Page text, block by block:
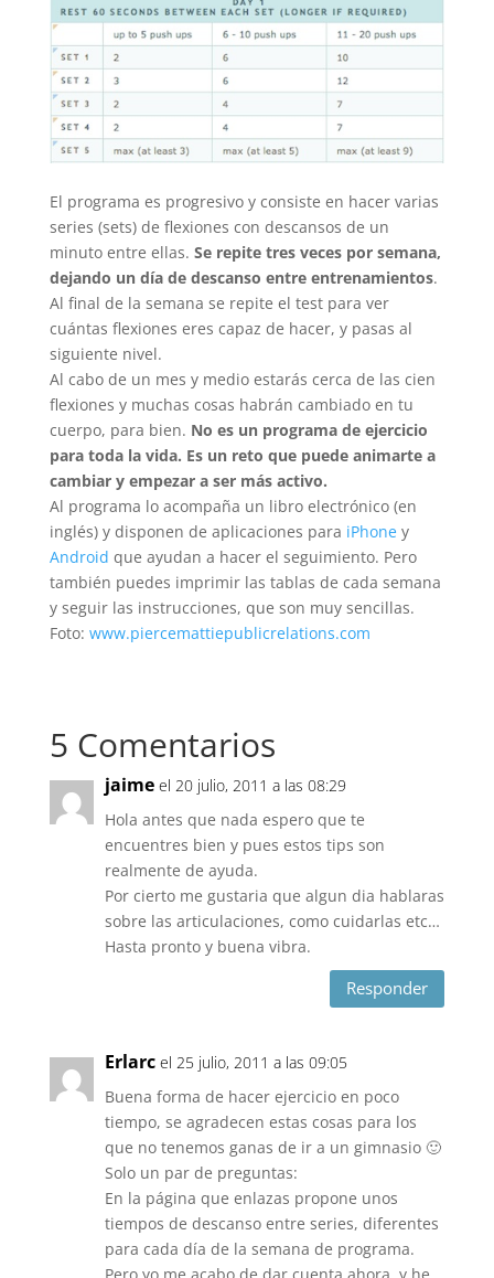
El programa es progresivo y consiste en hacer varias
series (sets) de flexiones con descansos de un
minuto entre ellas. Se repite tres veces por semana,
dejando un día de descanso entre entrenamientos.
Al final de la semana se repite el test para ver
cuántas flexiones eres capaz de hacer, y pasas al
siguiente nivel.
Al cabo de un mes y medio estarás cerca de las cien
flexiones y muchas cosas habrán cambiado en tu
cuerpo, para bien. No es un programa de ejercicio
para toda la vida. Es un reto que puede animarte a
cambiar y empezar a ser más activo.
Al programa lo acompaña un libro electrónico (en
inglés) y disponen de aplicaciones para iPhoney
Android que ayudan a hacer el seguimiento. Pero
también puedes imprimir las tablas de cada semana
y seguir las instrucciones, que son muy sencillas.
Foto: www.piercemattiepublicrelations.com
5 Comentarios
jaime el 20 julio, 2011 a las 08:29
Hola antes que nada espero que te
encuentres bien y pues estos tips son
realmente de ayuda.
Por cierto me gustaria que algun dia hablaras
sobre las articulaciones, como cuidarlas etc…
Hasta pronto y buena vibra.
Responder
Erlarc el 25 julio, 2011 a las 09:05
Buena forma de hacer ejercicio en poco
tiempo, se agradecen estas cosas para los
que no tenemos ganas de ir a un gimnasio 🙂
Solo un par de preguntas:
En la página que enlazas propone unos
tiempos de descanso entre series, diferentes
para cada día de la semana de programa.
Pero yo me acabo de dar cuenta ahora, y he